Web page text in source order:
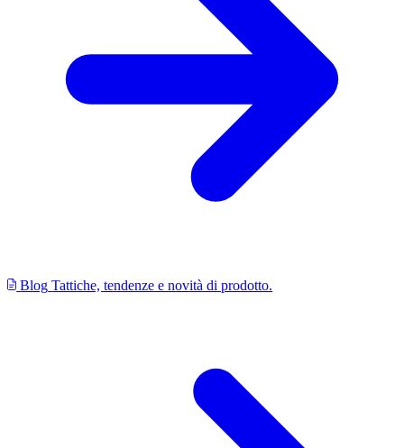
Blog Tattiche, tendenze e novità di prodotto.